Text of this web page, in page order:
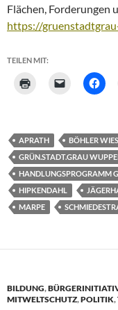
Flächen, Forderungen
https://
TEILEN MIT:
APRATH BÖHLER
GRÜN.STADT.GRAU
HANDLUNGSPROGRAMM
HIPKENDAHL
MARPE
BILDUNG,
MITWELTSCHUTZ,POLITIK,